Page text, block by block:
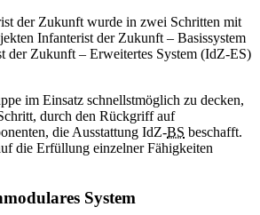
der Zukunft wurde in zwei Schritten mit
Infanterist der Zukunft – Basissystem
der Zukunft – Erweitertes System (IdZ-ES)
im Einsatz schnellstmöglich zu decken,
durch den Rückgriff auf
die Ausstattung IdZ-BS beschafft.
die Erfüllung einzelner Fähigkeiten
System